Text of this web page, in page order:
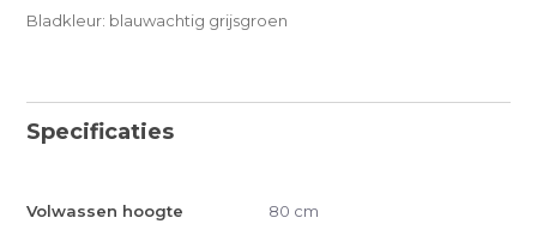
Bladkleur: blauwachtig grijsgroen
Specificaties
Volwassen hoogte 80 cm